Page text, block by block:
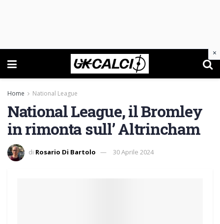
Home National League
National League, il Bromley
in rimonta sull’ Altrincham
di Rosario Di Bartolo 30 Aprile 2024
×